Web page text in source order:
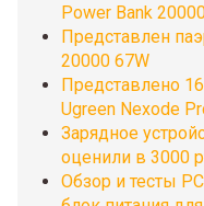
Power Bank
Представлен
20000 67W
Представлено
Ugreen Nexode
Зарядное
оценили в 3000
Обзор и тесты